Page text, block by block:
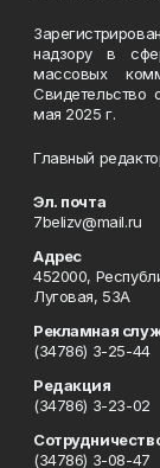
надзору в
массовых
мая 2025 г.
Главный
Эл. почта
7belizv@mail.ru
Адрес
452000,
Луговая, 53А
Рекламная
(34786) 3-25-44
Редакция
(34786) 3-23-02
(34786) 3-08-47